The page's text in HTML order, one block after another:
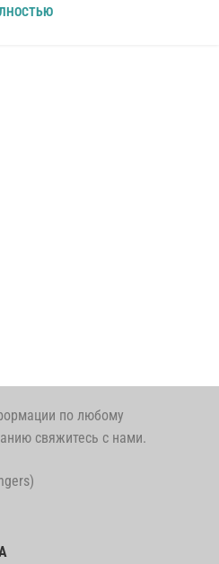
по любому
свяжитесь с нами.